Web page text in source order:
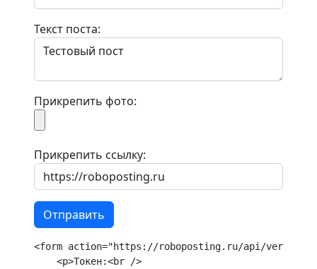
Текст поста:
Прикрепить фото:
Прикрепить ссылку:
<form action="https://roboposting.ru/api/ver01"
    <p>Токен:<br />